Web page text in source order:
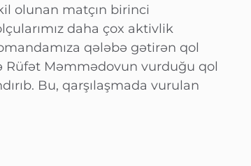
olunan matçın birinci
daha çox aktivlik
qələbə gətirən qol
Rüfət Məmmədovun vurduğu qol
Bu, qarşılaşmada vurulan